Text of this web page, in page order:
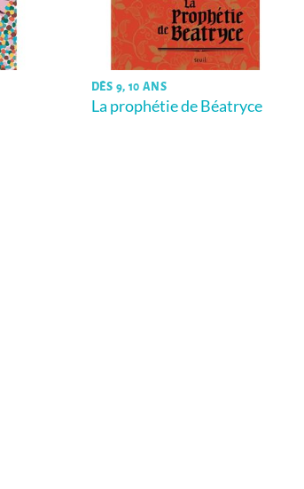
DÈS 9, 10 ANS
La prophétie de Béatryce